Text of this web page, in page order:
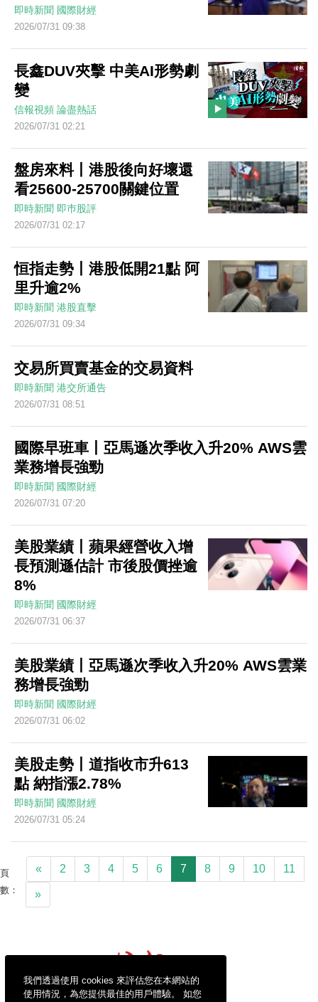
我們透過使用 cookies 來評估您在本網站的
使用情況，為您提供最佳的用戶體驗。 如您
即時新聞 國際財經
2026/07/31 09:38
長鑫DUV夾擊 中美AI形勢劇
變
信報視頻 論盡熱話
2026/07/31 02:21
盤房來料丨港股後向好壞還
看25600-25700關鍵位置
即時新聞 即巿股評
2026/07/31 02:17
恒指走勢丨港股低開21點 阿
里升逾2%
即時新聞 港股直擊
2026/07/31 09:34
交易所買賣基金的交易資料
即時新聞 港交所通告
2026/07/31 08:51
國際早班車丨亞馬遜次季收入升20% AWS雲
業務增長強勁
即時新聞 國際財經
2026/07/31 07:20
美股業績丨蘋果經營收入增
長預測遜估計 市後股價挫逾
8%
即時新聞 國際財經
2026/07/31 06:37
美股業績丨亞馬遜次季收入升20% AWS雲業
務增長強勁
即時新聞 國際財經
2026/07/31 06:02
美股走勢丨道指收市升613
點 納指漲2.78%
即時新聞 國際財經
2026/07/31 05:24
頁
數：
« 2 3 4 5 6 7 8 9 10 11
»